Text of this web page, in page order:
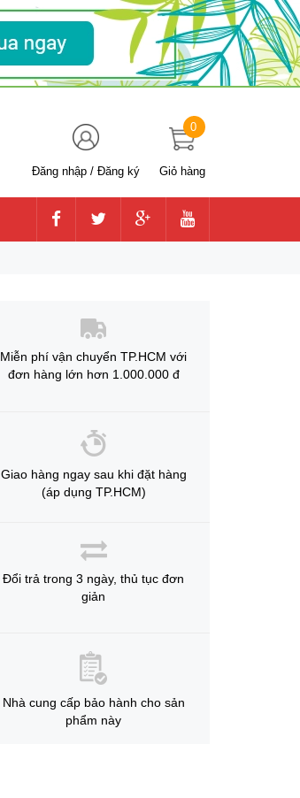
Đăng nhập / Đăng ký Giỏ hàng
0
Miễn phí vận chuyển TP.HCM với
đơn hàng lớn hơn 1.000.000 đ
Giao hàng ngay sau khi đặt hàng
(áp dụng TP.HCM)
Đổi trả trong 3 ngày, thủ tục đơn
giản
Nhà cung cấp bảo hành cho sản
phẩm này